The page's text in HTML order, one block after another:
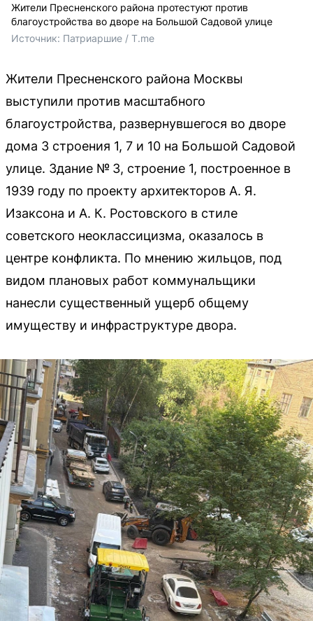
Жители Пресненского района протестуют против
благоустройства во дворе на Большой Садовой улице
Источник: Патриаршие / T.me
Жители Пресненского района Москвы
выступили против масштабного
благоустройства, развернувшегося во дворе
дома 3 строения 1, 7 и 10 на Большой Садовой
улице. Здание № 3, строение 1, построенное в
1939 году по проекту архитекторов А. Я.
Изаксона и А. К. Ростовского в стиле
советского неоклассицизма, оказалось в
центре конфликта. По мнению жильцов, под
видом плановых работ коммунальщики
нанесли существенный ущерб общему
имуществу и инфраструктуре двора.